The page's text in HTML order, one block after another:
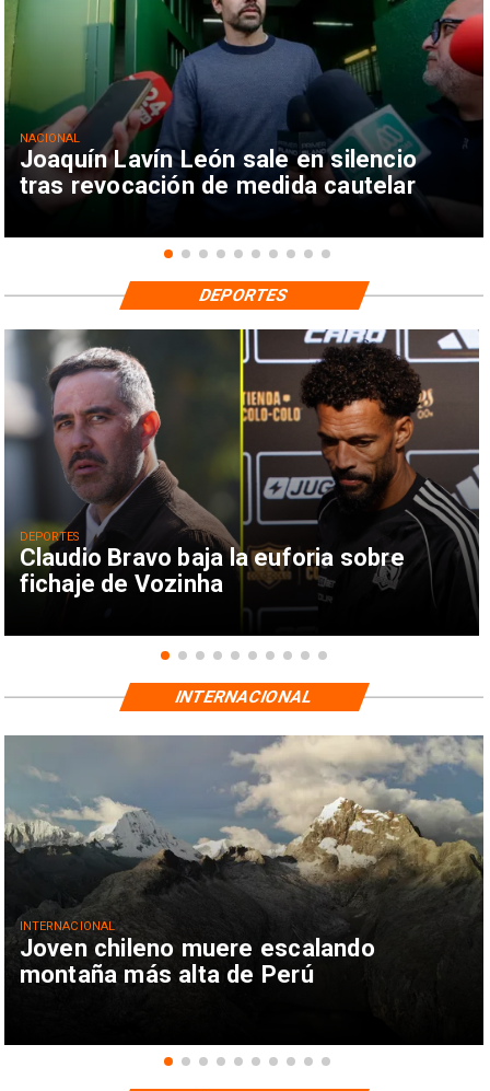
Joaquín Lavín León sale en silencio
tras revocación de medida cautelar
NACIONAL
Claudio Bravo baja la euforia sobre
fichaje de Vozinha
DEPORTES
DEPORTES
Joven chileno muere escalando
montaña más alta de Perú
INTERNACIONAL
INTERNACIONAL